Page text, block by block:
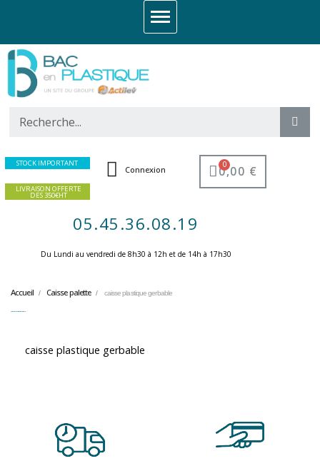
STOCK IMPORTANT
LIVRAISON OFFERTE
DES 350€HT
Connexion 0,00 €
05.45.36.08.19
Du Lundi au vendredi de 8h30 à 12h et de 14h à 17h30 ​
Accueil Caisse palette caisse plastique gerbable
caisse plastique gerbable